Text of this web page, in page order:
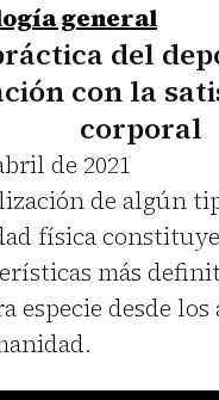
general
del
con la
corporal
de 2021
de algún
física
más
especie desde los